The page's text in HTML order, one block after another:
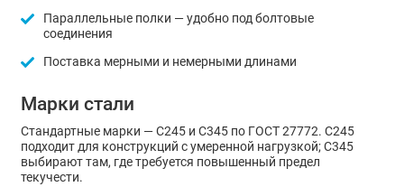
Параллельные полки — удобно под болтовые
соединения
Поставка мерными и немерными длинами
Марки стали
Стандартные марки — С245 и С345 по ГОСТ 27772. С245
подходит для конструкций с умеренной нагрузкой; С345
выбирают там, где требуется повышенный предел
текучести.